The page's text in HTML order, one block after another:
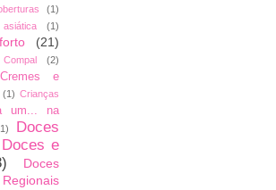
(1)
(1)
(21)
Compal (2)
Cremes e
(1) Crianças
um... na
Doces
Doces e
Doces